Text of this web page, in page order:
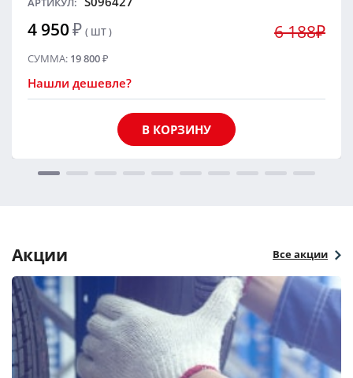
4 950₽ ( ШТ ) 6 188₽
СУММА: 19 800₽
Нашли дешевле?
В КОРЗИНУ
Акции Все акции